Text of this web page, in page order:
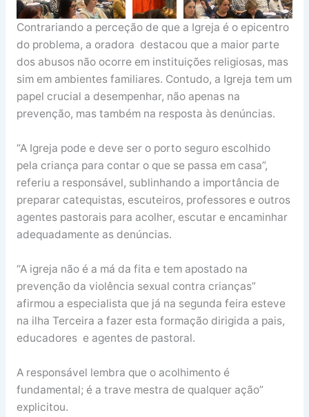
Contrariando a perceção de que a Igreja é o epicentro
do problema, a oradora destacou que a maior parte
dos abusos não ocorre em instituições religiosas, mas
sim em ambientes familiares. Contudo, a Igreja tem um
papel crucial a desempenhar, não apenas na
prevenção, mas também na resposta às denúncias.
“A Igreja pode e deve ser o porto seguro escolhido
pela criança para contar o que se passa em casa”,
referiu a responsável, sublinhando a importância de
preparar catequistas, escuteiros, professores e outros
agentes pastorais para acolher, escutar e encaminhar
adequadamente as denúncias.
“A igreja não é a má da fita e tem apostado na
prevenção da violência sexual contra crianças”
afirmou a especialista que já na segunda feira esteve
na ilha Terceira a fazer esta formação dirigida a pais,
educadores e agentes de pastoral.
A responsável lembra que o acolhimento é
fundamental; é a trave mestra de qualquer ação”
explicitou.